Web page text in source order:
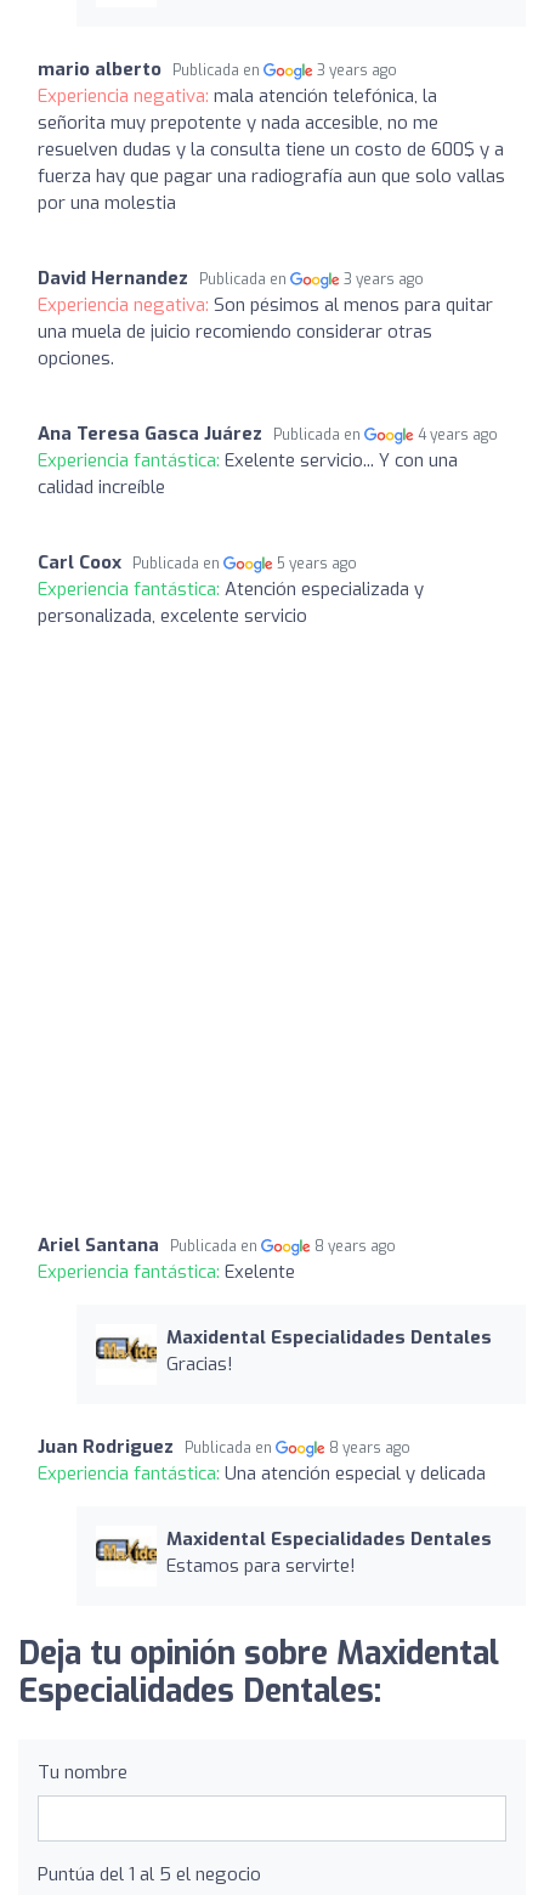
mario alberto Publicada en 3 years ago
Experiencia negativa: mala atención telefónica, la
señorita muy prepotente y nada accesible, no me
resuelven dudas y la consulta tiene un costo de 600$ y a
fuerza hay que pagar una radiografía aun que solo vallas
por una molestia
David Hernandez Publicada en 3 years ago
Experiencia negativa: Son pésimos al menos para quitar
una muela de juicio recomiendo considerar otras
opciones.
Ana Teresa Gasca Juárez Publicada en 4 years ago
Experiencia fantástica: Exelente servicio... Y con una
calidad increíble
Carl Coox Publicada en 5 years ago
Experiencia fantástica: Atención especializada y
personalizada, excelente servicio
Ariel Santana Publicada en 8 years ago
Experiencia fantástica: Exelente
Maxidental Especialidades Dentales
Gracias!
Juan Rodriguez Publicada en 8 years ago
Experiencia fantástica: Una atención especial y delicada
Maxidental Especialidades Dentales
Estamos para servirte!
Deja tu opinión sobre Maxidental
Especialidades Dentales:
Tu nombre
Puntúa del 1 al 5 el negocio